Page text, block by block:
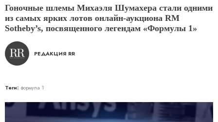
Гоночные шлемы Михаэля Шумахера стали одними
из самых ярких лотов онлайн-аукциона RM
Sotheby’s, посвященного легендам «Формулы 1»
РЕДАКЦИЯ RR
Теги: формула 1